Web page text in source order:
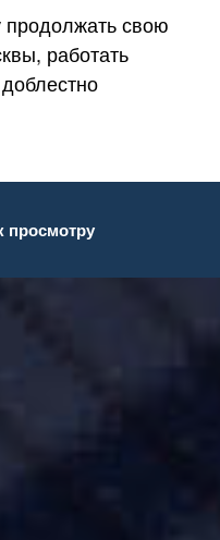
свою
работать
просмотру